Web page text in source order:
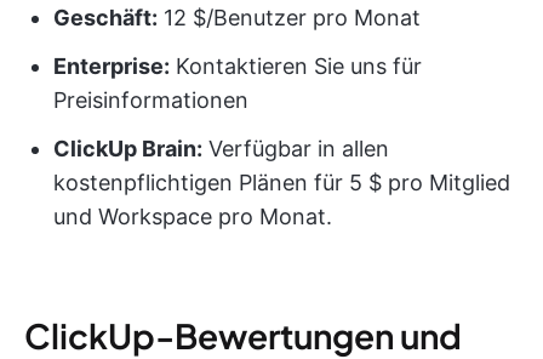
Geschäft: 12 $/Benutzer pro Monat
Enterprise: Kontaktieren Sie uns für
Preisinformationen
ClickUp Brain: Verfügbar in allen
kostenpflichtigen Plänen für 5 $ pro Mitglied
und Workspace pro Monat.
ClickUp-Bewertungen und